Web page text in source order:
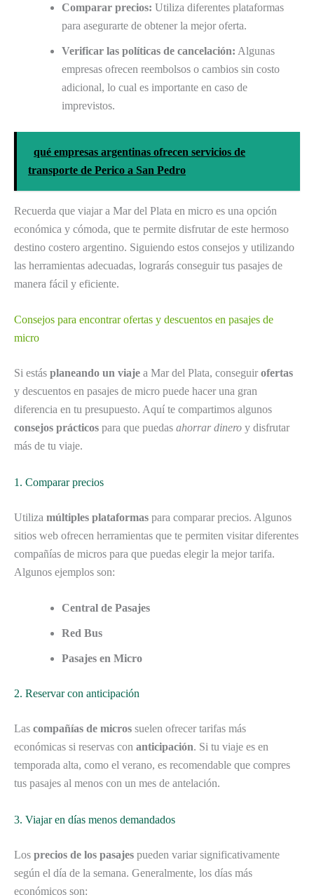
Comparar precios: Utiliza diferentes plataformas
para asegurarte de obtener la mejor oferta.
Verificar las políticas de cancelación: Algunas
empresas ofrecen reembolsos o cambios sin costo
adicional, lo cual es importante en caso de
imprevistos.
qué empresas argentinas ofrecen servicios de
transporte de Perico a San Pedro
Recuerda que viajar a Mar del Plata en micro es una opción
económica y cómoda, que te permite disfrutar de este hermoso
destino costero argentino. Siguiendo estos consejos y utilizando
las herramientas adecuadas, lograrás conseguir tus pasajes de
manera fácil y eficiente.
Consejos para encontrar ofertas y descuentos en pasajes de
micro
Si estás planeando un viaje a Mar del Plata, conseguir ofertas
y descuentos en pasajes de micro puede hacer una gran
diferencia en tu presupuesto. Aquí te compartimos algunos
consejos prácticos para que puedas ahorrar dinero y disfrutar
más de tu viaje.
1. Comparar precios
Utiliza múltiples plataformas para comparar precios. Algunos
sitios web ofrecen herramientas que te permiten visitar diferentes
compañías de micros para que puedas elegir la mejor tarifa.
Algunos ejemplos son:
Central de Pasajes
Red Bus
Pasajes en Micro
2. Reservar con anticipación
Las compañías de micros suelen ofrecer tarifas más
económicas si reservas con anticipación. Si tu viaje es en
temporada alta, como el verano, es recomendable que compres
tus pasajes al menos con un mes de antelación.
3. Viajar en días menos demandados
Los precios de los pasajes pueden variar significativamente
según el día de la semana. Generalmente, los días más
económicos son: